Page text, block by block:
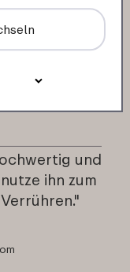
ml mit
und
ihn zum